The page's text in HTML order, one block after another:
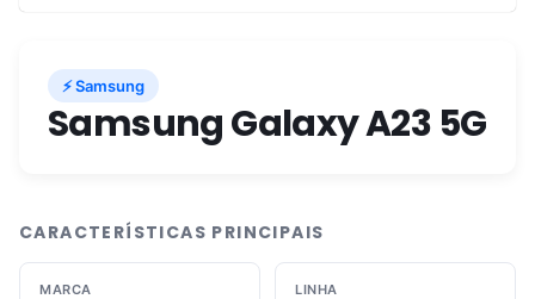
⚡ Samsung
Samsung Galaxy A23 5G
CARACTERÍSTICAS PRINCIPAIS
MARCA LINHA